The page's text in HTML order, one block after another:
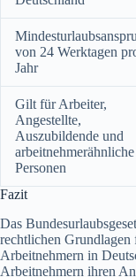
von 24 Werktagen
Jahr
Gilt für Arbeiter,
Angestellte,
Auszubildende und
arbeitnehmerähnliche
Personen
Fazit
Das
rechtlichen
Arbeitnehmern in
Arbeitnehmern ihren